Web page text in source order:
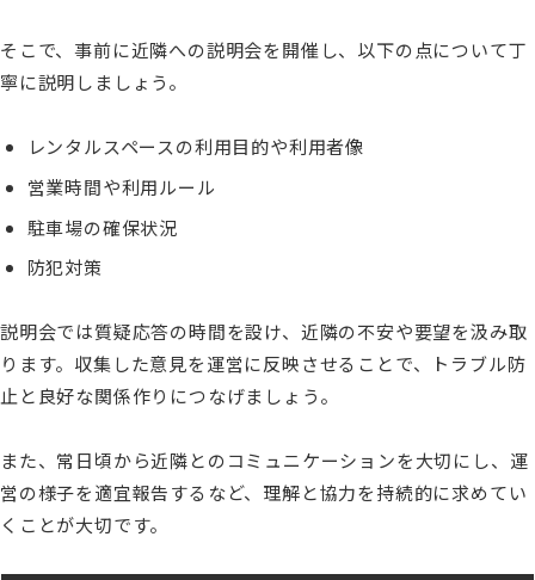
そこで、事前に近隣への説明会を開催し、以下の点について丁
寧に説明しましょう。
レンタルスペースの利用目的や利用者像
営業時間や利用ルール
駐車場の確保状況
防犯対策
説明会では質疑応答の時間を設け、近隣の不安や要望を汲み取
ります。収集した意見を運営に反映させることで、トラブル防
止と良好な関係作りにつなげましょう。
また、常日頃から近隣とのコミュニケーションを大切にし、運
営の様子を適宜報告するなど、理解と協力を持続的に求めてい
くことが大切です。